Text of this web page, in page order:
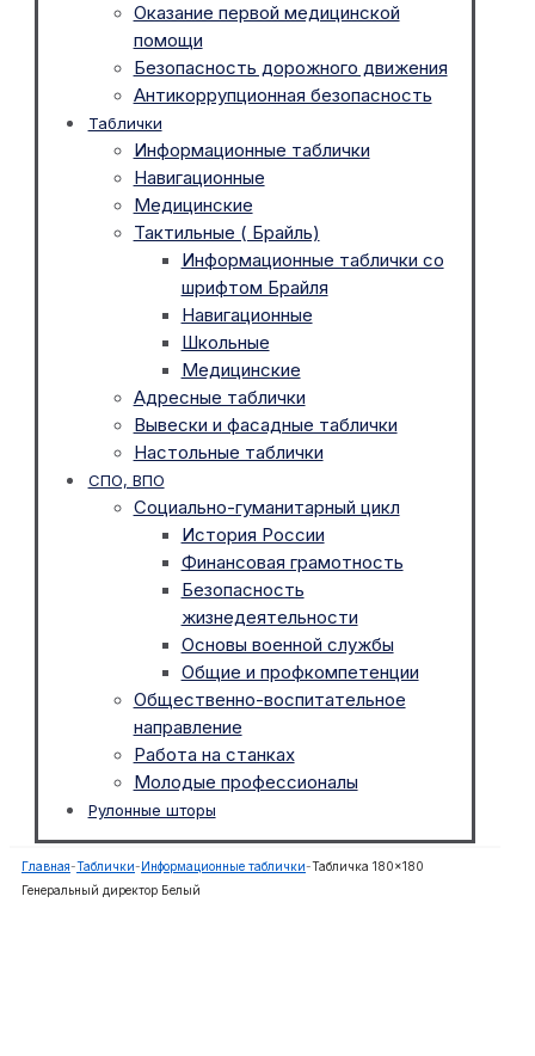
Оказание первой медицинской
помощи
Безопасность дорожного движения
Антикоррупционная безопасность
Таблички
Информационные таблички
Навигационные
Медицинские
Тактильные ( Брайль)
Информационные таблички со
шрифтом Брайля
Навигационные
Школьные
Медицинские
Адресные таблички
Вывески и фасадные таблички
Настольные таблички
СПО, ВПО
Социально-гуманитарный цикл
История России
Финансовая грамотность
Безопасность
жизнедеятельности
Основы военной службы
Общие и профкомпетенции
Общественно-воспитательное
направление
Работа на станках
Молодые профессионалы
Рулонные шторы
Главная-Таблички- Информационные таблички-Табличка 180×180
Генеральный директор Белый